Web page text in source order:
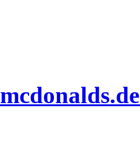
mcdonalds.de